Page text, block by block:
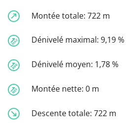
Montée totale: 722 m
Dénivelé maximal: 9,19 %
Dénivelé moyen: 1,78 %
Montée nette: 0 m
Descente totale: 722 m